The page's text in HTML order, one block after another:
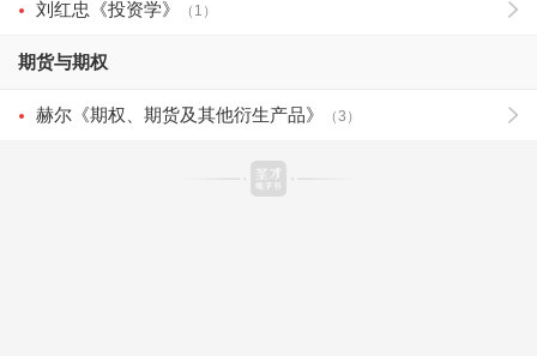
刘红忠《投资学》 （1）
期货与期权
赫尔《期权、期货及其他衍生产品》 （3）